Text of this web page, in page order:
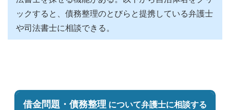
ックすると、債務整理のとびらと提携している弁護士
や司法書士に相談できる。
借金問題・債務整理 について弁護士に相談する